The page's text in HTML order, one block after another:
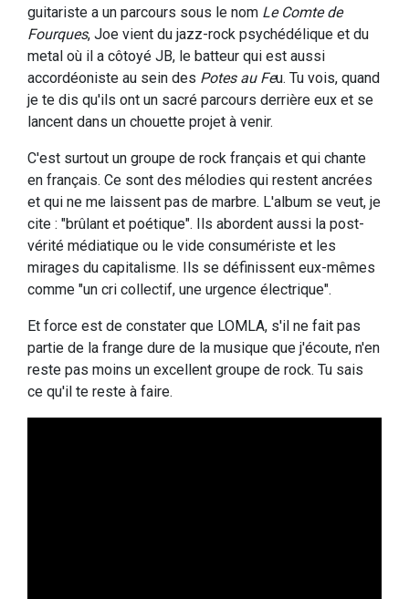
guitariste a un parcours sous le nom Le Comte de
Fourques, Joe vient du jazz-rock psychédélique et du
metal où il a côtoyé JB, le batteur qui est aussi
accordéoniste au sein des Potes au Feu. Tu vois, quand
je te dis qu'ils ont un sacré parcours derrière eux et se
lancent dans un chouette projet à venir.
C'est surtout un groupe de rock français et qui chante
en français. Ce sont des mélodies qui restent ancrées
et qui ne me laissent pas de marbre. L'album se veut, je
cite : "brûlant et poétique". Ils abordent aussi la post-
vérité médiatique ou le vide consumériste et les
mirages du capitalisme. Ils se définissent eux-mêmes
comme "un cri collectif, une urgence électrique".
Et force est de constater que LOMLA, s'il ne fait pas
partie de la frange dure de la musique que j'écoute, n'en
reste pas moins un excellent groupe de rock. Tu sais
ce qu'il te reste à faire.